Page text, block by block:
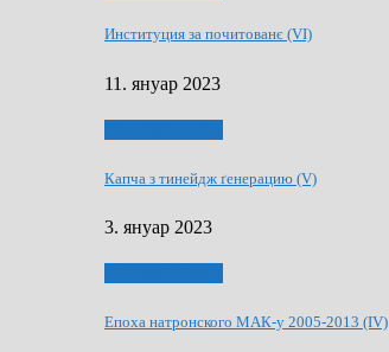
Институция за почитованє (VI)
11. януар 2023
Капча з тинейдж ґенерацию (V)
3. януар 2023
Епоха натронского МАК-у 2005-2013 (IV)